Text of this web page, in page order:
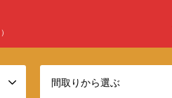
間取りから選ぶ